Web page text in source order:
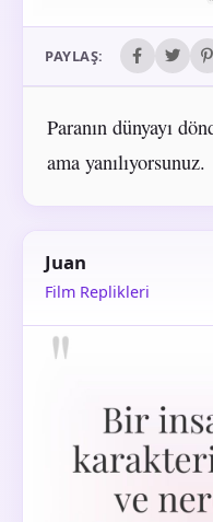
PAYLAŞ:
Paranın dünyayı
ama yanılıyorsunuz.
Juan
Film Replikleri